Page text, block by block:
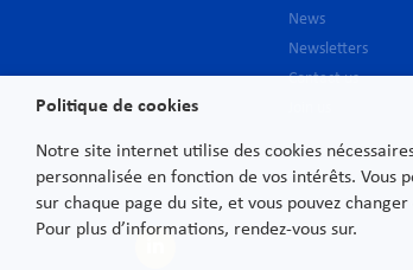
News
Newsletters
Contact us
Politique de cookies
Notre site internet utilise des cookies
personnalisée en fonction de vos intérêts.
sur chaque page du site, et vous pouvez
Pour plus d’informations, rendez-vous sur.